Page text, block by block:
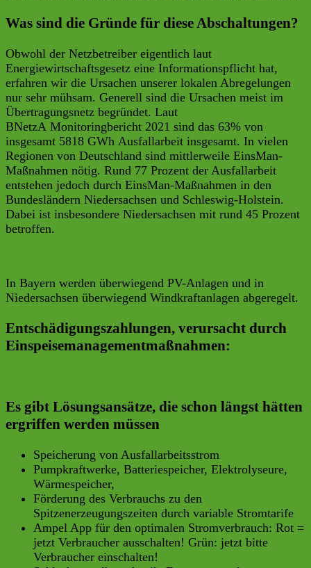
Was sind die Gründe für diese Abschaltungen?
Obwohl der Netzbetreiber eigentlich laut
Energiewirtschaftsgesetz eine Informationspflicht hat,
erfahren wir die Ursachen unserer lokalen Abregelungen
nur sehr mühsam. Generell sind die Ursachen meist im
Übertragungsnetz begründet. Laut
BNetzA Monitoringbericht 2021 sind das 63% von
insgesamt 5818 GWh Ausfallarbeit insgesamt. In vielen
Regionen von Deutschland sind mittlerweile EinsMan-
Maßnahmen nötig. Rund 77 Prozent der Ausfallarbeit
entstehen jedoch durch EinsMan-Maßnahmen in den
Bundesländern Niedersachsen und Schleswig-Holstein.
Dabei ist insbesondere Niedersachsen mit rund 45 Prozent
betroffen.
In Bayern werden überwiegend PV-Anlagen und in
Niedersachsen überwiegend Windkraftanlagen abgeregelt.
Entschädigungszahlungen, verursacht durch
Einspeisemanagementmaßnahmen:
Es gibt Lösungsansätze, die schon längst hätten
ergriffen werden müssen
Speicherung von Ausfallarbeitsstrom
Pumpkraftwerke, Batteriespeicher, Elektrolyseure,
Wärmespeicher,
Förderung des Verbrauchs zu den
Spitzenerzeugungszeiten durch variable Stromtarife
Ampel App für den optimalen Stromverbrauch: Rot =
jetzt Verbraucher ausschalten! Grün: jetzt bitte
Verbraucher einschalten!